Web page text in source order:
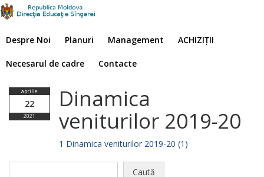
Despre Noi Planuri Management ACHIZIȚII
Necesarul de cadre Contacte
aprilie
22
2021
Dinamica
veniturilor 2019-20
1 Dinamica veniturilor 2019-20 (1)